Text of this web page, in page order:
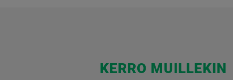
KERRO MUILLEKIN